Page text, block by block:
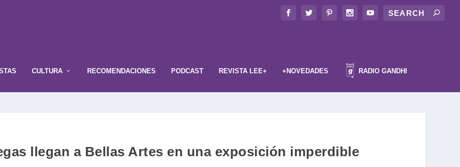
CULTURA RECOMENDACIONES PODCAST REVISTA LEE+ +NOVEDADES RADIO GANDHI
llegan a Bellas Artes en una exposición imperdible